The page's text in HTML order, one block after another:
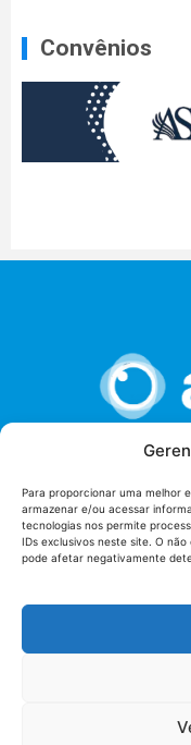
Para proporcionar uma melhor
armazenar e/ou acessar
tecnologias nos permite
IDs exclusivos neste site. O
pode afetar negativamente
Convênios
União dos
Setor de